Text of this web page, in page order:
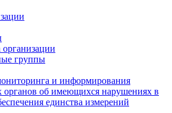
организации
группы
и информирования
органов об имеющихся нарушениях в
единства измерений